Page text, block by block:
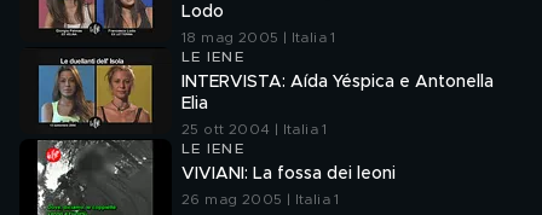
Lodo
18 mag 2005 | Italia 1
LE IENE
INTERVISTA: Aída Yéspica e Antonella
Elia
25 ott 2004 | Italia 1
LE IENE
VIVIANI: La fossa dei leoni
26 mag 2005 | Italia 1